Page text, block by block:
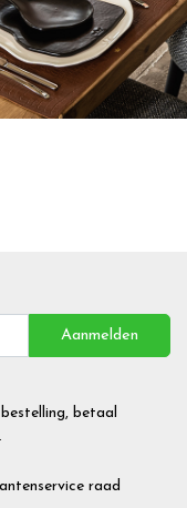
Aanmelden
betaal
raad